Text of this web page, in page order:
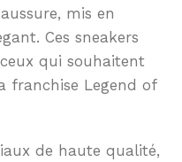
mis en
Ces sneakers
qui souhaitent
franchise Legend of
de haute qualité,